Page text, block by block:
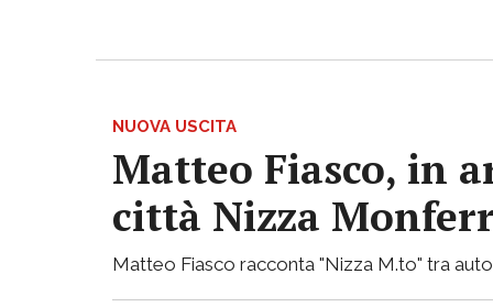
NUOVA USCITA
Matteo Fiasco, in
città Nizza
Matteo Fiasco racconta "Nizza M.to" tra